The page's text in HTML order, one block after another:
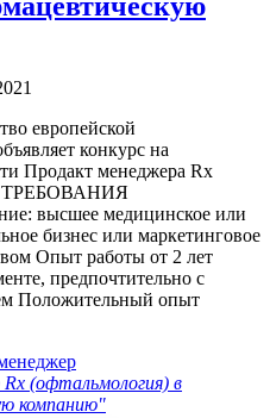
европейской
конкурс на
Продакт менеджера Rx
ТРЕБОВАНИЯ
высшее медицинское или
бизнес или маркетинговое
Опыт работы от 2 лет
предпочтительно с
Положительный опыт
(офтальмология) в
компанию"